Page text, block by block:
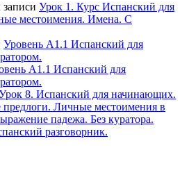
записи Урок 1. Курс Испанский для
местоимения. Имена. С
Уровень А1.1 Испанский для
А1.1 Испанский для
8. Испанский для начинающих.
Личные местоимения в
падежа. Без куратора.
разговорник.